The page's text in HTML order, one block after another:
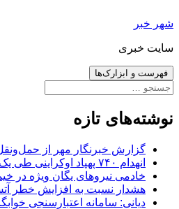
به
شهر خبر
سایت خبری
فهرست و ابزارک‌ها
جستجو
نوشته‌های تازه
گزارش خبرنگار مهر از
انهدام ۷۴۰ پهپاد اوکراینی طی یک روز
خادمی نیروهای یگان ویژه در
هشدار نسبت به افزایش خطر
دیانی: سامانه اعتبارسنجی